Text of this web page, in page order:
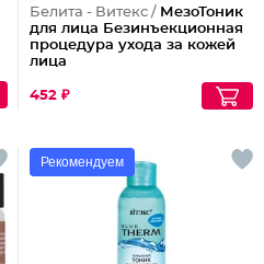
Белита - Витекс / МезоТоник
для лица Безинъекционная
процедура ухода за кожей
лица
452 ₽
Рекомендуем